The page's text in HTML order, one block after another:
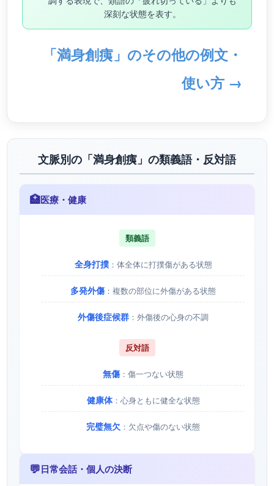
深刻な状態を表す。
「満身創痍」のその他の例文・
使い方 →
文脈別の「満身創痍」の類義語・反対語
🏥医療・健康
類義語
全身打撲：体全体に打撲傷がある状態
多発外傷 ：複数の部位に外傷がある状態
外傷後症候群 ：外傷後の心身の不調
反対語
無傷 ：傷一つない状態
健康体：心身ともに健全な状態
完璧無欠 ：欠点や傷のない状態
💬日常会話・個人の決断